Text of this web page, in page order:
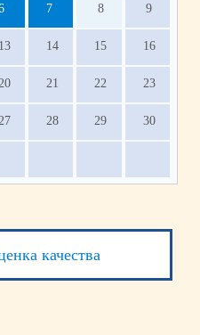
7 8 9
13 14 15 16
20 21 22 23
27 28 29 30
качества